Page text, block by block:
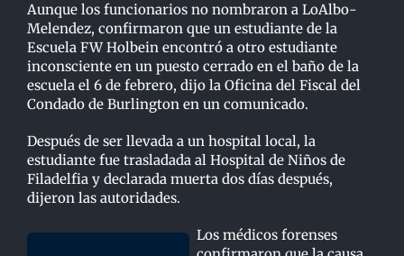
Aunque los funcionarios no nombraron a LoAlbo-
Melendez, confirmaron que un estudiante de la
Escuela FW Holbein encontró a otro estudiante
inconsciente en un puesto cerrado en el baño de la
escuela el 6 de febrero, dijo la Oficina del Fiscal del
Condado de Burlington en un comunicado.
Después de ser llevada a un hospital local, la
estudiante fue trasladada al Hospital de Niños de
Filadelfia y declarada muerta dos días después,
dijeron las autoridades.
Los médicos forenses